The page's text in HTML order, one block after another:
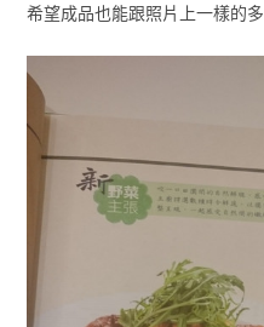
希望成品也能跟照片上一樣的多